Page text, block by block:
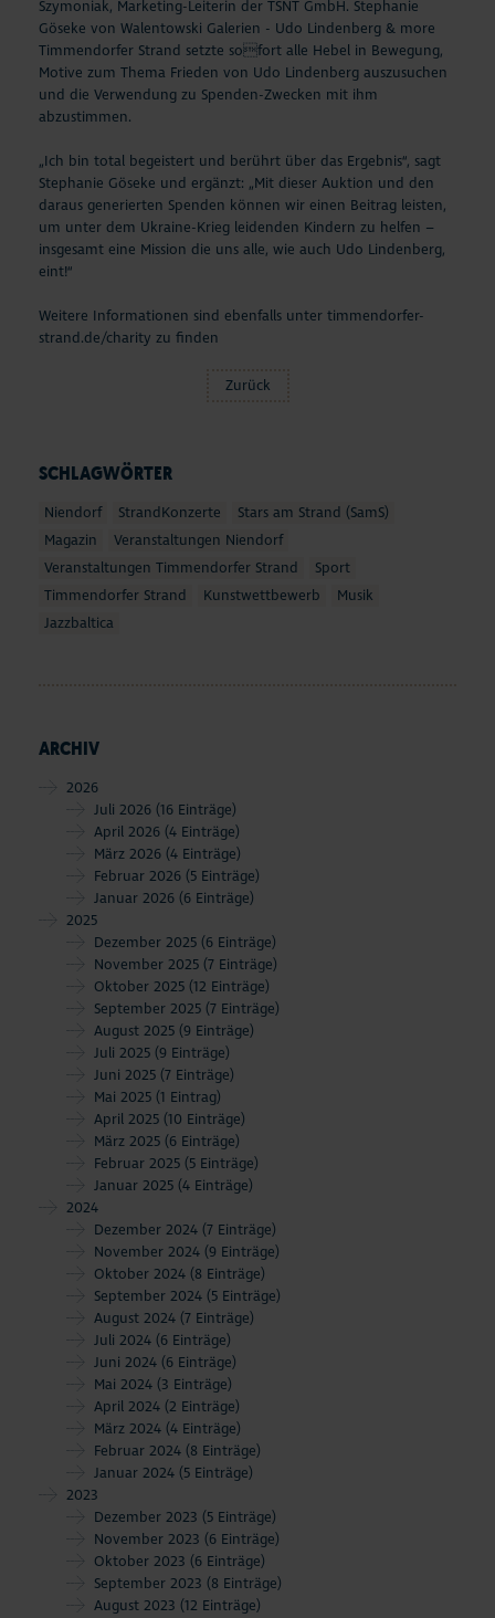
SCHLAGWÖRTER
Niendorf StrandKonzerte
Stars am Strand (SamS)
Magazin
Veranstaltungen Niendorf
Veranstaltungen Timmendorfer Strand
Sport
Timmendorfer Strand
Kunstwettbewerb
Musik
Jazzbaltica
ARCHIV
2026
Juli 2026 (16 Einträge)
April 2026 (4 Einträge)
März 2026 (4 Einträge)
Februar 2026 (5 Einträge)
Januar 2026 (6 Einträge)
2025
Dezember 2025 (6 Einträge)
November 2025 (7 Einträge)
Oktober 2025 (12 Einträge)
September 2025 (7 Einträge)
August 2025 (9 Einträge)
Juli 2025 (9 Einträge)
Juni 2025 (7 Einträge)
Mai 2025 (1 Eintrag)
April 2025 (10 Einträge)
März 2025 (6 Einträge)
Februar 2025 (5 Einträge)
Januar 2025 (4 Einträge)
2024
Dezember 2024 (7 Einträge)
November 2024 (9 Einträge)
Oktober 2024 (8 Einträge)
September 2024 (5 Einträge)
August 2024 (7 Einträge)
Juli 2024 (6 Einträge)
Juni 2024 (6 Einträge)
Mai 2024 (3 Einträge)
April 2024 (2 Einträge)
März 2024 (4 Einträge)
Februar 2024 (8 Einträge)
Januar 2024 (5 Einträge)
2023
Dezember 2023 (5 Einträge)
November 2023 (6 Einträge)
Oktober 2023 (6 Einträge)
September 2023 (8 Einträge)
August 2023 (12 Einträge)
Szymoniak, Marketing-Leiterin der TSNT GmbH. Stephanie
Göseke von Walentowski Galerien - Udo Lindenberg & more
Timmendorfer Strand setzte sofort alle Hebel in Bewegung,
Motive zum Thema Frieden von Udo Lindenberg auszusuchen
und die Verwendung zu Spenden-Zwecken mit ihm
abzustimmen.
„Ich bin total begeistert und berührt über das Ergebnis“, sagt
Stephanie Göseke und ergänzt: „Mit dieser Auktion und den
daraus generierten Spenden können wir einen Beitrag leisten,
um unter dem Ukraine-Krieg leidenden Kindern zu helfen –
insgesamt eine Mission die uns alle, wie auch Udo Lindenberg,
eint!“
Weitere Informationen sind ebenfalls unter timmendorfer-
strand.de/charity zu finden
Zurück